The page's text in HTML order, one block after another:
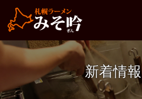
新着情報